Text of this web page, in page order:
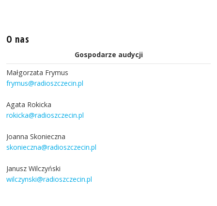
O nas
Gospodarze audycji
Małgorzata Frymus
frymus@radioszczecin.pl
Agata Rokicka
rokicka@radioszczecin.pl
Joanna Skonieczna
skonieczna@radioszczecin.pl
Janusz Wilczyński
wilczynski@radioszczecin.pl